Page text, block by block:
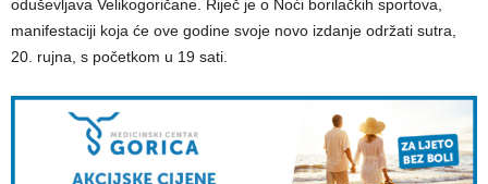
oduševljava Velikogoričane. Riječ je o Noći borilačkih sportova,
manifestaciji koja će ove godine svoje novo izdanje održati sutra,
20. rujna, s početkom u 19 sati.